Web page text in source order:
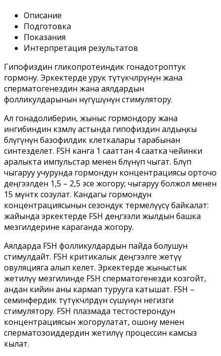
Описание
Подготовка
Показания
Интерпретация результатов
Гипофиздин гликопротеиндик гонадотроптук
гормону. Эркектерде урук түтүкчөлөрүнүн жана
сперматогенездин жана аялдардын
фолликулдарынын өнүгүшүнүн стимулятору.
Ал гонадолиберин, жыныс гормондору жана
ингибиндин көзөмөлү астында гипофиздин алдыңкы
бөлүгүнүн базофилдик клеткалары тарабынан
синтезделет. FSH канга 1 сааттан 4 саатка чейинки
аралыкта импульстар менен бөлүнүп чыгат. Бөлүп
чыгаруу учурунда гормондун концентрациясы орточо
деңгээлден 1,5 – 2,5 эсе жогору; чыгаруу болжол менен
15 мүнөткө созулат. Кандагы гормондун
концентрациясынын сезондук термелүүсү байкалат:
жайында эркектерде FSH деңгээли жылдын башка
мезгилдерине караганда жогору.
Аялдарда FSH фолликулдардын пайда болушун
стимулдайт. FSH критикалык деңгээлге жетүү
овуляцияга алып келет. Эркектерде жыныстык
жетилүү мезгилинде FSH сперматогенезди козгойт,
андан кийин аны кармап турууга катышат. FSH –
семинфердик түтүкчөлөрдүн өсүшүнүн негизги
стимулятору. FSH плазмада тестостерондун
концентрациясын жогорулатат, ошону менен
сперматозоиддердин жетилүү процессин камсыз
кылат.